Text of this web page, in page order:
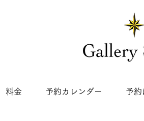
料金 予約カレンダー 予約